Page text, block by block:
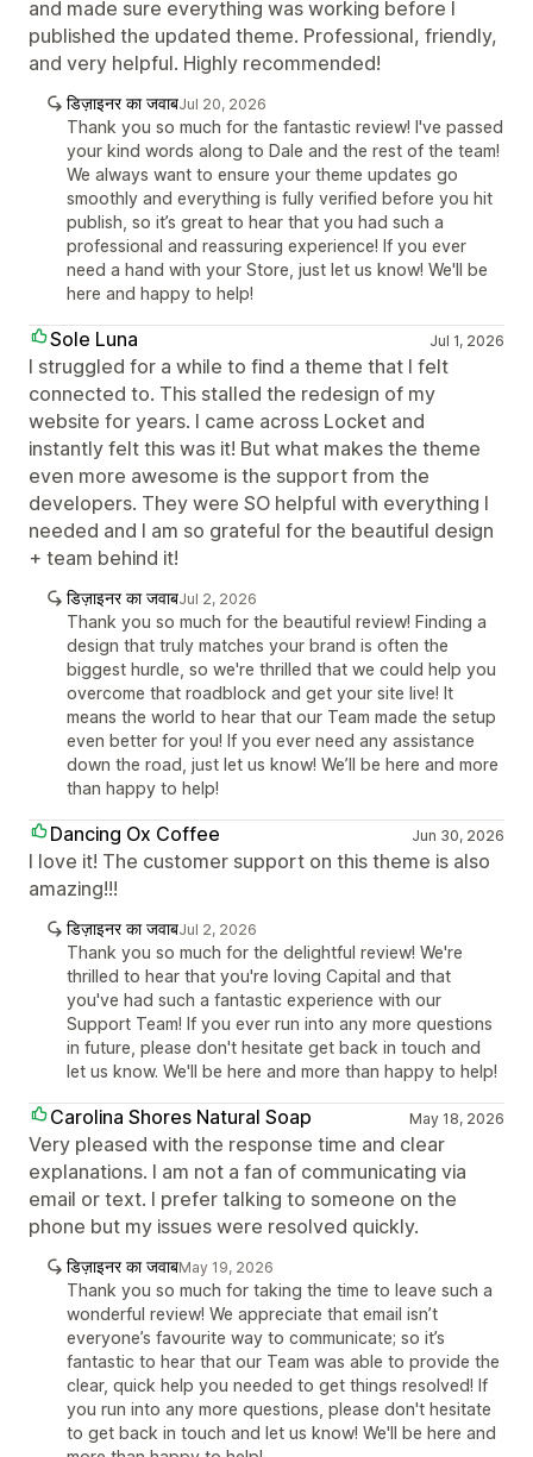
and made sure everything was working before I
published the updated theme. Professional, friendly,
and very helpful. Highly recommended!
डिज़ाइनर का जवाबJul 20, 2026
Thank you so much for the fantastic review! I've passed
your kind words along to Dale and the rest of the team!
We always want to ensure your theme updates go
smoothly and everything is fully verified before you hit
publish, so it’s great to hear that you had such a
professional and reassuring experience! If you ever
need a hand with your Store, just let us know! We'll be
here and happy to help!
Sole Luna Jul 1, 2026
I struggled for a while to find a theme that I felt
connected to. This stalled the redesign of my
website for years. I came across Locket and
instantly felt this was it! But what makes the theme
even more awesome is the support from the
developers. They were SO helpful with everything I
needed and I am so grateful for the beautiful design
+ team behind it!
डिज़ाइनर का जवाबJul 2, 2026
Thank you so much for the beautiful review! Finding a
design that truly matches your brand is often the
biggest hurdle, so we're thrilled that we could help you
overcome that roadblock and get your site live! It
means the world to hear that our Team made the setup
even better for you! If you ever need any assistance
down the road, just let us know! We’ll be here and more
than happy to help!
Dancing Ox Coffee Jun 30, 2026
I love it! The customer support on this theme is also
amazing!!!
डिज़ाइनर का जवाबJul 2, 2026
Thank you so much for the delightful review! We're
thrilled to hear that you're loving Capital and that
you've had such a fantastic experience with our
Support Team! If you ever run into any more questions
in future, please don't hesitate get back in touch and
let us know. We'll be here and more than happy to help!
Carolina Shores Natural Soap May 18, 2026
Very pleased with the response time and clear
explanations. I am not a fan of communicating via
email or text. I prefer talking to someone on the
phone but my issues were resolved quickly.
डिज़ाइनर का जवाबMay 19, 2026
Thank you so much for taking the time to leave such a
wonderful review! We appreciate that email isn’t
everyone’s favourite way to communicate; so it’s
fantastic to hear that our Team was able to provide the
clear, quick help you needed to get things resolved! If
you run into any more questions, please don't hesitate
to get back in touch and let us know! We'll be here and